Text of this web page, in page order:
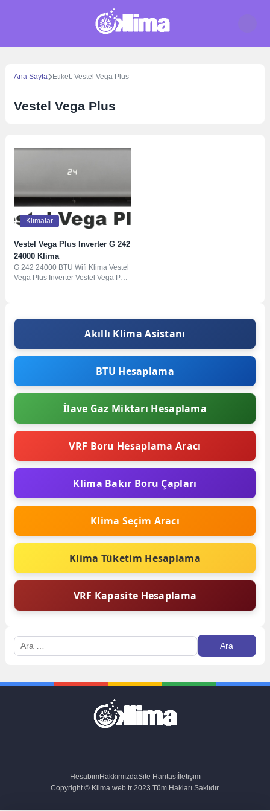
Ana Sayfa Etiket: Vestel Vega Plus
Vestel Vega Plus
Klimalar
Vestel Vega Plus Inverter G 242
24000 Klima
G 242 24000 BTU Wifi Klima Vestel
Vega Plus Inverter Vestel Vega Plus
Akıllı Klima Asistanı
BTU Hesaplama
İlave Gaz Miktarı Hesaplama
VRF Boru Hesaplama Aracı
Klima Bakır Boru Çapları
Klima Seçim Aracı
Klima Tüketim Hesaplama
VRF Kapasite Hesaplama
Arama:
HesabımHakkımızdaSite Haritasıİletişim
Copyright © Klima.web.tr 2023 Tüm Hakları Saklıdır.